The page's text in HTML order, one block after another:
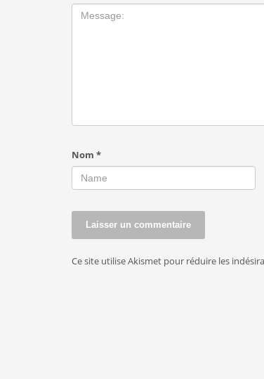
Nom *
Ce site utilise Akismet pour réduire les